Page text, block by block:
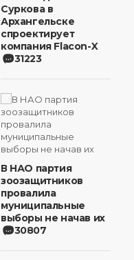
Суркова в
Архангельске
спроектирует
компания Flacon-X
31223
В НАО партия
зоозащитников
провалила
муниципальные
выборы не начав их
30807